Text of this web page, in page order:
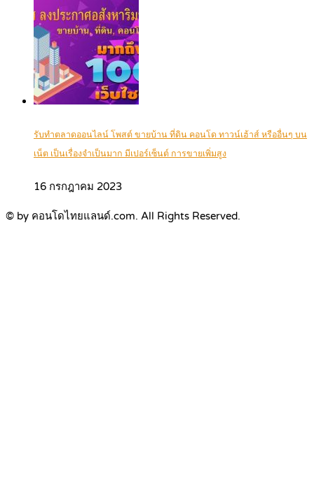
รับทำตลาดออนไลน์ โพสต์ ขายบ้าน ที่ดิน คอนโด ทาวน์เฮ้าส์ หรืออื่นๆ บน
เน็ต เป็นเรื่องจำเป็นมาก มีเปอร์เซ็นต์ การขายเพิ่มสูง
16 กรกฎาคม 2023
© by คอนโดไทยแลนด์.com. All Rights Reserved.